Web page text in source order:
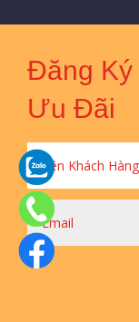
Đăng Ký
Ưu Đãi